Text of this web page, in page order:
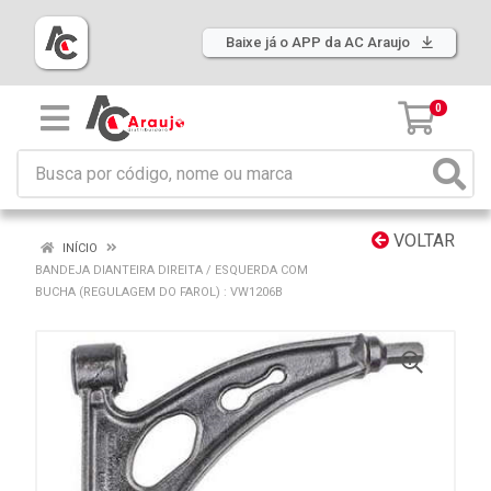
Baixe já o APP da AC Araujo
0
VOLTAR
INÍCIO
BANDEJA DIANTEIRA DIREITA / ESQUERDA COM
BUCHA (REGULAGEM DO FAROL) : VW1206B